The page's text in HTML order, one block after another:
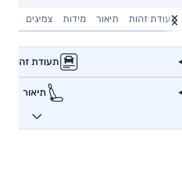
תעודת זהות תיאור מידות צמיגים
תעודת זהות
תיאור